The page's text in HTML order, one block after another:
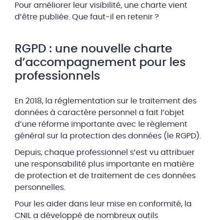
Pour améliorer leur visibilité, une charte vient
d’être publiée. Que faut-il en retenir ?
RGPD : une nouvelle charte
d’accompagnement pour les
professionnels
En 2018, la réglementation sur le traitement des
données à caractère personnel a fait l’objet
d’une réforme importante avec le règlement
général sur la protection des données (le RGPD).
Depuis, chaque professionnel s’est vu attribuer
une responsabilité plus importante en matière
de protection et de traitement de ces données
personnelles.
Pour les aider dans leur mise en conformité, la
CNIL a développé de nombreux outils